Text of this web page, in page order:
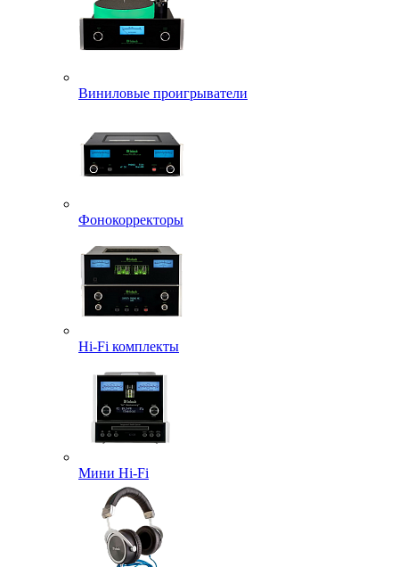
Виниловые проигрыватели
Фонокорректоры
Hi-Fi комплекты
Мини Hi-Fi